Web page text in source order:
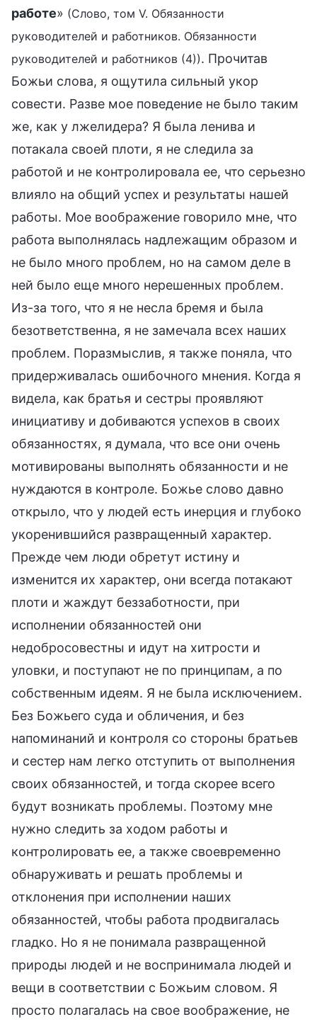
работе» (Слово, том V. Обязанности
руководителей и работников. Обязанности
руководителей и работников (4)). Прочитав
Божьи слова, я ощутила сильный укор
совести. Разве мое поведение не было таким
же, как у лжелидера? Я была ленива и
потакала своей плоти, я не следила за
работой и не контролировала ее, что серьезно
влияло на общий успех и результаты нашей
работы. Мое воображение говорило мне, что
работа выполнялась надлежащим образом и
не было много проблем, но на самом деле в
ней было еще много нерешенных проблем.
Из-за того, что я не несла бремя и была
безответственна, я не замечала всех наших
проблем. Поразмыслив, я также поняла, что
придерживалась ошибочного мнения. Когда я
видела, как братья и сестры проявляют
инициативу и добиваются успехов в своих
обязанностях, я думала, что все они очень
мотивированы выполнять обязанности и не
нуждаются в контроле. Божье слово давно
открыло, что у людей есть инерция и глубоко
укоренившийся развращенный характер.
Прежде чем люди обретут истину и
изменится их характер, они всегда потакают
плоти и жаждут беззаботности, при
исполнении обязанностей они
недобросовестны и идут на хитрости и
уловки, и поступают не по принципам, а по
собственным идеям. Я не была исключением.
Без Божьего суда и обличения, и без
напоминаний и контроля со стороны братьев
и сестер нам легко отступить от выполнения
своих обязанностей, и тогда скорее всего
будут возникать проблемы. Поэтому мне
нужно следить за ходом работы и
контролировать ее, а также своевременно
обнаруживать и решать проблемы и
отклонения при исполнении наших
обязанностей, чтобы работа продвигалась
гладко. Но я не понимала развращенной
природы людей и не воспринимала людей и
вещи в соответствии с Божьим словом. Я
просто полагалась на свое воображение, не